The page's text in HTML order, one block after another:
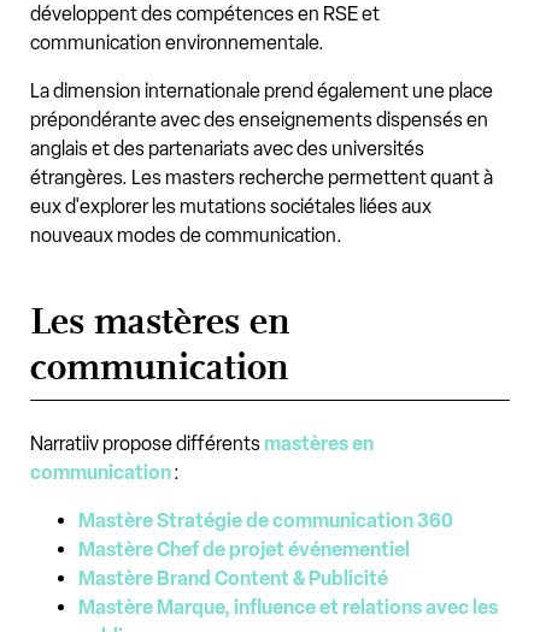
développent des compétences en RSE et
communication environnementale.
La dimension internationale prend également une place
prépondérante avec des enseignements dispensés en
anglais et des partenariats avec des universités
étrangères. Les masters recherche permettent quant à
eux d'explorer les mutations sociétales liées aux
nouveaux modes de communication.
Les mastères en
communication
Narratiiv propose différentsmastères en
communication:
Mastère Stratégie de communication 360
Mastère Chef de projet événementiel
Mastère Brand Content & Publicité
Mastère Marque, influence et relations avec les